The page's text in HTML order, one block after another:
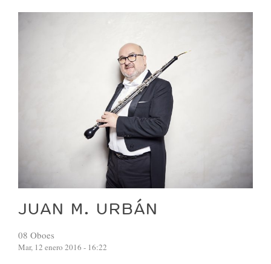
JUAN M. URBÁN
08 Oboes
Mar, 12 enero 2016 - 16:22